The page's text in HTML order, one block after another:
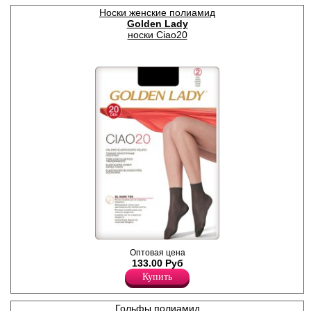
ластовицы.
Плотность 15ден
Полиамид 91%
Эластан 9%
Носки женские полиамид
Golden Lady
носки Ciao20
Носочки женские
плотностью 20den, тонкие,
эластичные, полуматовые, с
широкой комфортной
резинкой, классических
оттенков. Обладают
прозрачной текстурой
Оптовая цена
133.00 Руб
Купить
Гольфы полиамид